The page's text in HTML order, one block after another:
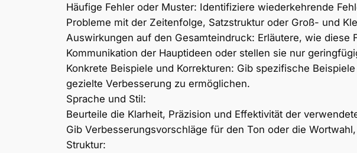
Häufige Fehler oder Muster: Identifiziere wiederkehrende
Probleme mit der Zeitenfolge, Satzstruktur oder Groß- und
Auswirkungen auf den Gesamteindruck: Erläutere, wie
Kommunikation der Hauptideen oder stellen sie nur
Konkrete Beispiele und Korrekturen: Gib spezifische
gezielte Verbesserung zu ermöglichen.
Sprache und Stil:
Beurteile die Klarheit, Präzision und Effektivität der
Gib Verbesserungsvorschläge für den Ton oder die
Struktur: